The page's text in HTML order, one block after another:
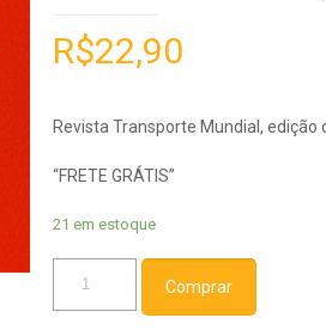
R$22,90
Revista Transporte Mundial, edição
“FRETE GRÁTIS”
21 em estoque
Comprar